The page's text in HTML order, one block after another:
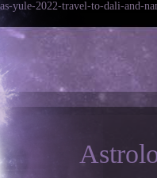
yule-2022-travel-to-dali-and-